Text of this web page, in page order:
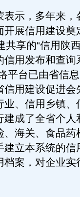
示，多年来，
展信用建设奠
享的“信用陕
用发布和查询
平台已由省信
用建设促进会
、信用乡镇、
成了全省个人
海关、食品药
立本系统的信
案，对企业实